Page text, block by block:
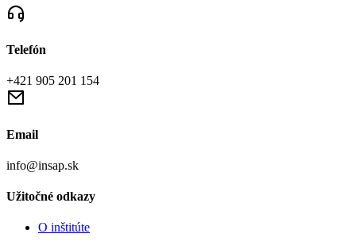
Telefón
+421 905 201 154
Email
info@insap.sk
Užitočné odkazy
O inštitúte